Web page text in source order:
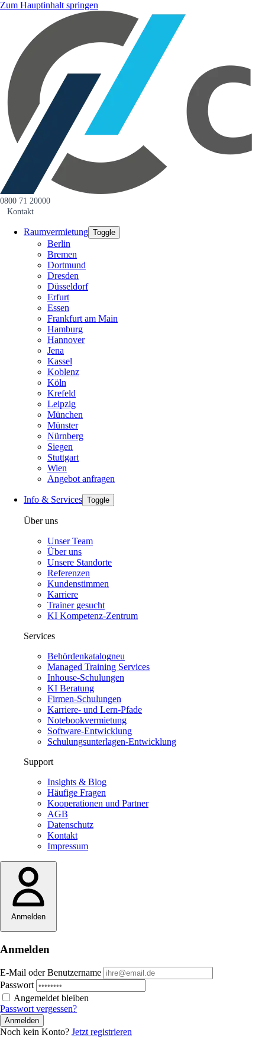
Zum Hauptinhalt springen
0800 71 20000
Kontakt
Raumvermietung Toggle
Berlin
Bremen
Dortmund
Dresden
Düsseldorf
Erfurt
Essen
Frankfurt am Main
Hamburg
Hannover
Jena
Kassel
Koblenz
Köln
Krefeld
Leipzig
München
Münster
Nürnberg
Siegen
Stuttgart
Wien
Angebot anfragen
Info & Services Toggle
Über uns
Unser Team
Über uns
Unsere Standorte
Referenzen
Kundenstimmen
Karriere
Trainer gesucht
KI Kompetenz-Zentrum
Services
Behördenkatalogneu
Managed Training Services
Inhouse-Schulungen
KI Beratung
Firmen-Schulungen
Karriere- und Lern-Pfade
Notebookvermietung
Software-Entwicklung
Schulungsunterlagen-Entwicklung
Support
Insights & Blog
Häufige Fragen
Kooperationen und Partner
AGB
Datenschutz
Kontakt
Impressum
Anmelden
Anmelden
E-Mail oder Benutzername
Passwort
Angemeldet bleiben
Passwort vergessen?
Anmelden
Noch kein Konto? Jetzt registrieren